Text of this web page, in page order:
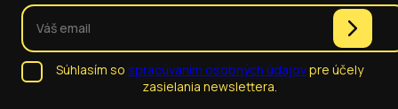
Súhlasím so spracúvaním osobných údajovpre účely
zasielania newslettera.